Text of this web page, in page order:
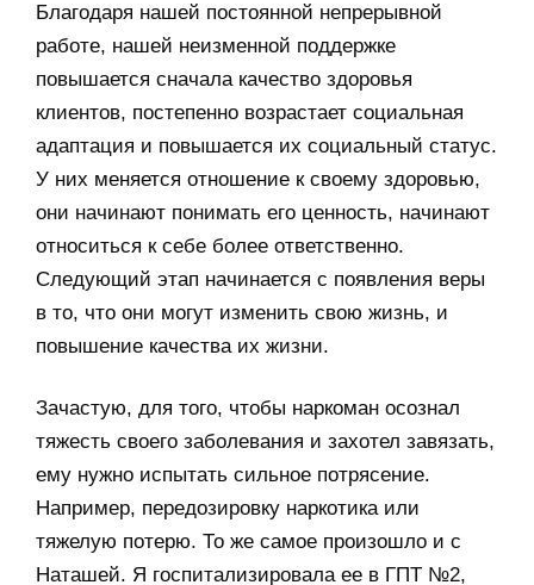
Благодаря нашей постоянной непрерывной
работе, нашей неизменной поддержке
повышается сначала качество здоровья
клиентов, постепенно возрастает социальная
адаптация и повышается их социальный статус.
У них меняется отношение к своему здоровью,
они начинают понимать его ценность, начинают
относиться к себе более ответственно.
Следующий этап начинается с появления веры
в то, что они могут изменить свою жизнь, и
повышение качества их жизни.
Зачастую, для того, чтобы наркоман осознал
тяжесть своего заболевания и захотел завязать,
ему нужно испытать сильное потрясение.
Например, передозировку наркотика или
тяжелую потерю. То же самое произошло и с
Наташей. Я госпитализировала ее в ГПТ №2,